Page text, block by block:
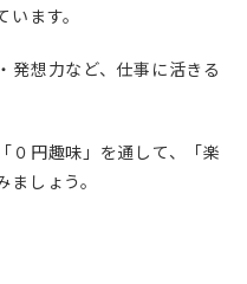
ます。
発想力など、仕事に活きる
０円趣味」を通して、「楽
しょう。